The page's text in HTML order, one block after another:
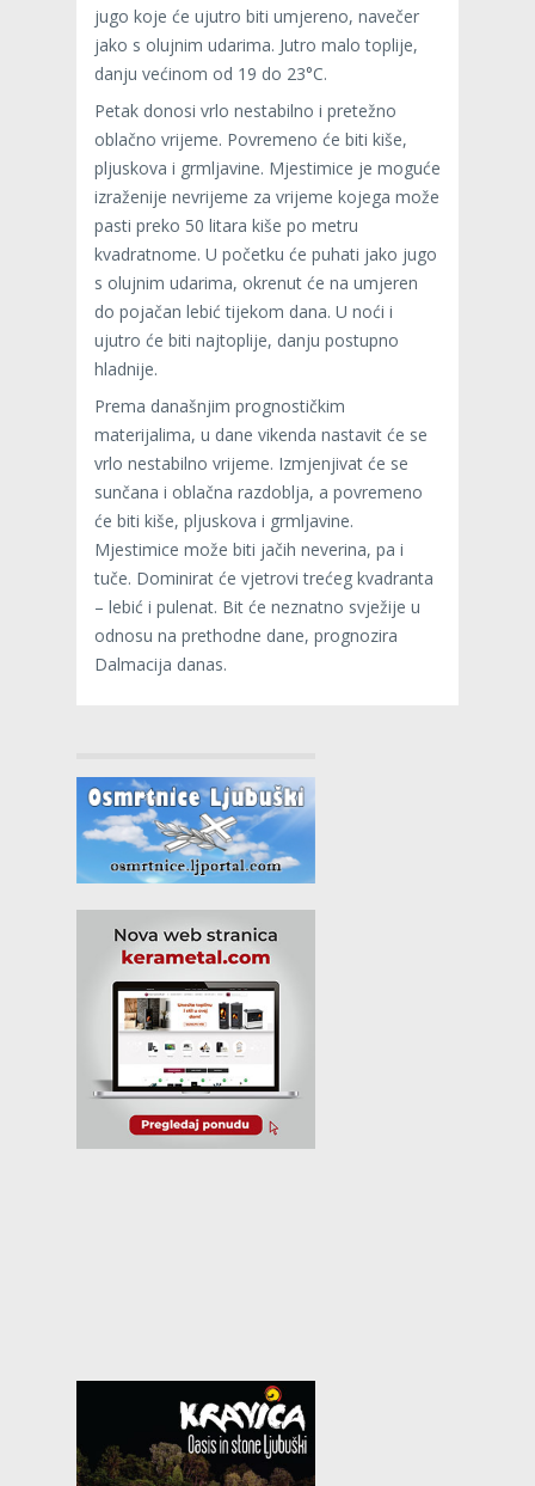
jugo koje će ujutro biti umjereno, navečer
jako s olujnim udarima. Jutro malo toplije,
danju većinom od 19 do 23°C.
Petak donosi vrlo nestabilno i pretežno
oblačno vrijeme. Povremeno će biti kiše,
pljuskova i grmljavine. Mjestimice je moguće
izraženije nevrijeme za vrijeme kojega može
pasti preko 50 litara kiše po metru
kvadratnome. U početku će puhati jako jugo
s olujnim udarima, okrenut će na umjeren
do pojačan lebić tijekom dana. U noći i
ujutro će biti najtoplije, danju postupno
hladnije.
Prema današnjim prognostičkim
materijalima, u dane vikenda nastavit će se
vrlo nestabilno vrijeme. Izmjenjivat će se
sunčana i oblačna razdoblja, a povremeno
će biti kiše, pljuskova i grmljavine.
Mjestimice može biti jačih neverina, pa i
tuče. Dominirat će vjetrovi trećeg kvadranta
– lebić i pulenat. Bit će neznatno svježije u
odnosu na prethodne dane, prognozira
Dalmacija danas.